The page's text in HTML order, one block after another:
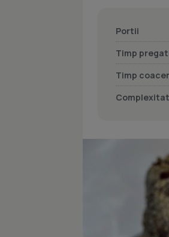
Portii
Timp
Timp